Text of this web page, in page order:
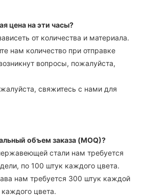
цена на эти часы?
от количества и материала.
нам количество при отправке
вопросы, пожалуйста,
свяжитесь с нами для
объем заказа (MOQ)?
стали нам требуется
по 100 штук каждого цвета.
нам требуется 300 штук каждой
цвета.